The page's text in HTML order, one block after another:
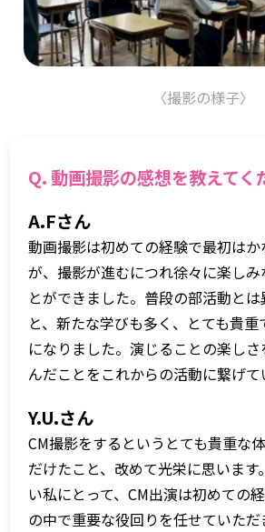
〈撮影の様子〉
Q. 動画撮影の感想を教えてく
A.Fさん
動画撮影は初めての経験で最初は
が、撮影が進むにつれ徐々に楽し
とができました。普段の部活動と
と、新たな学びも多く、とても貴
になりました。演じることの楽し
んだことをこれからの活動に繋げて
Y.U.さん
CM撮影をするというとても貴重な
だけたこと、改めて光栄に思います
い私にとって、CM出演は初めての
の中で重要な役回りを任せていただ